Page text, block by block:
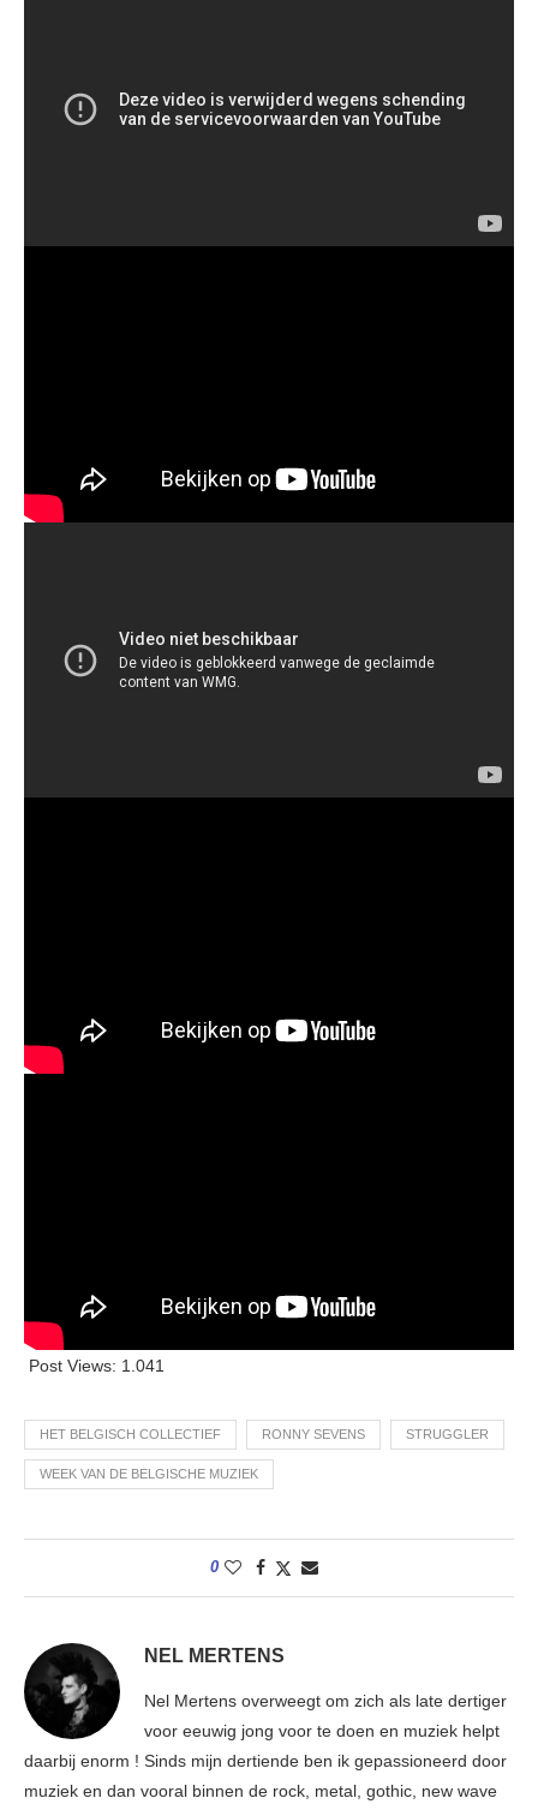
Post Views: 1.041
HET BELGISCH COLLECTIEF RONNY SEVENS STRUGGLER
WEEK VAN DE BELGISCHE MUZIEK
0
NEL MERTENS
Nel Mertens overweegt om zich als late dertiger
voor eeuwig jong voor te doen en muziek helpt
daarbij enorm ! Sinds mijn dertiende ben ik gepassioneerd door
muziek en dan vooral binnen de rock, metal, gothic, new wave